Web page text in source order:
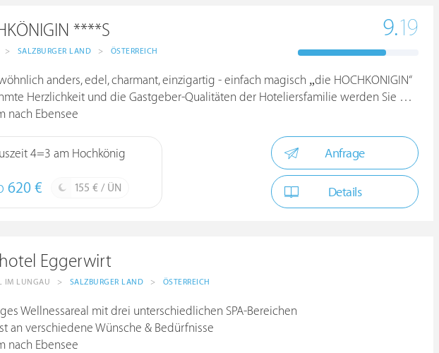
****S
> SALZBURGER LAND > ÖSTERREICH
9.19
anders, edel, charmant, einzigartig - einfach magisch „die HOCHKÖNIGIN“
Herzlichkeit und die Gastgeber-Qualitäten der Hoteliersfamilie werden Sie begeistern
nach Ebensee
4=3 am Hochkönig
620 € 155 € / ÜN
Anfrage
Details
Eggerwirt
IM LUNGAU > SALZBURGER LAND > ÖSTERREICH
Wellnessareal mit drei unterschiedlichen SPA-Bereichen
an verschiedene Wünsche & Bedürfnisse
nach Ebensee